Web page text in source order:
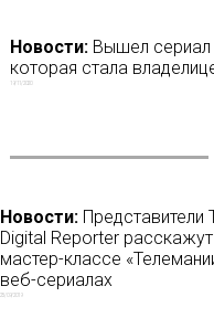
Новости:Вышел сериал
которая стала
19/11/2020
Новости: Представители
Digital Reporter
мастер-классе
веб-сериалах
25/09/2019